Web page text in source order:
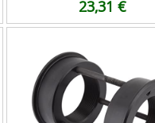
23,31 €